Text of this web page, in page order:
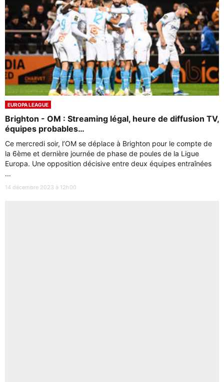
EUROPA LEAGUE
Brighton - OM : Streaming légal, heure de diffusion TV,
équipes probables…
Ce mercredi soir, l’OM se déplace à Brighton pour le compte de
la 6ème et dernière journée de phase de poules de la Ligue
Europa. Une opposition décisive entre deux équipes entraînées
...
14 décembre 2023 à 12h00